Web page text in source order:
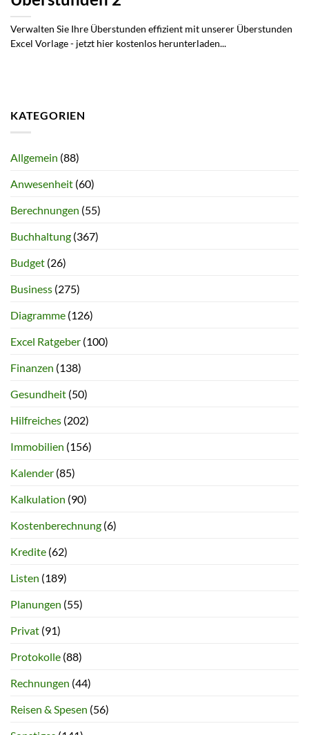
Verwalten Sie Ihre Überstunden effizient mit unserer Überstunden
Excel Vorlage - jetzt hier kostenlos herunterladen...
KATEGORIEN
Allgemein (88)
Anwesenheit (60)
Berechnungen (55)
Buchhaltung (367)
Budget (26)
Business (275)
Diagramme (126)
Excel Ratgeber (100)
Finanzen (138)
Gesundheit (50)
Hilfreiches (202)
Immobilien (156)
Kalender (85)
Kalkulation (90)
Kostenberechnung (6)
Kredite (62)
Listen (189)
Planungen (55)
Privat (91)
Protokolle (88)
Rechnungen (44)
Reisen & Spesen (56)